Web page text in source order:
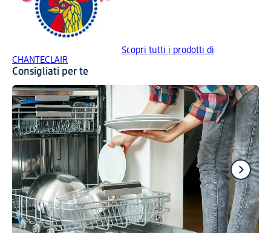
Scopri tutti i prodotti di
CHANTECLAIR
Consigliati per te